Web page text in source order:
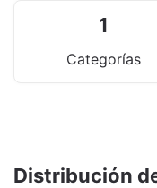
1
Categorías
Distribución